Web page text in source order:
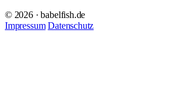
© 2026 · babelfish.de
Impressum Datenschutz